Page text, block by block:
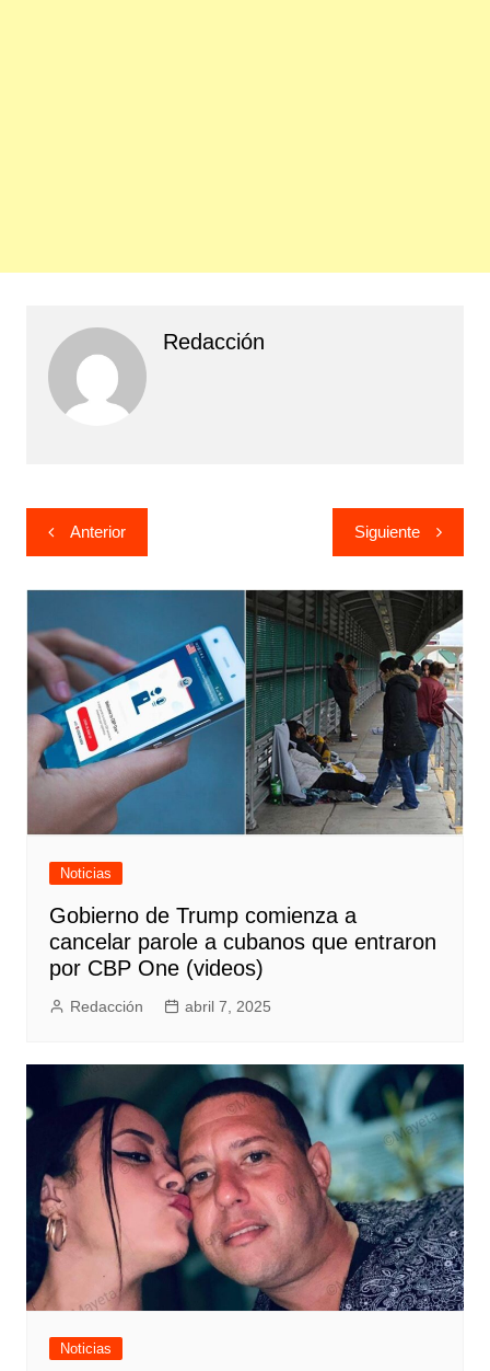
Redacción
Navegación
de
entradas
Anterior Siguiente
Noticias
Gobierno de Trump comienza a
cancelar parole a cubanos que entraron
por CBP One (videos)
Redacción abril 7, 2025
Noticias